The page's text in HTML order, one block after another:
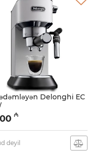
Delonghi EC
005038486
₼
deyil